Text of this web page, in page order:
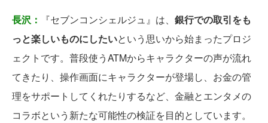
長沢： 『セブンコンシェルジュ』は、 銀行での取引をも
っと楽しいものにしたいという思いから始まったプロジ
ェクトです。普段使うATMからキャラクターの声が流れ
てきたり、操作画面にキャラクターが登場し、お金の管
理をサポートしてくれたりするなど、金融とエンタメの
コラボという新たな可能性の検証を目的としています。